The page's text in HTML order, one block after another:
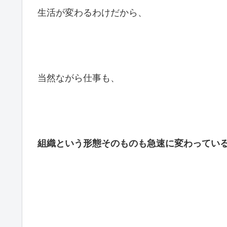
生活が変わるわけだから、
当然ながら仕事も、
組織という形態そのものも急速に変わってい